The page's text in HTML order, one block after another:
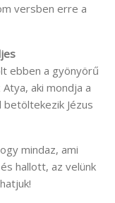
versben erre a
ebben a gyönyörű
aki mondja a
betöltekezik Jézus
mindaz, ami
hallott, az velünk